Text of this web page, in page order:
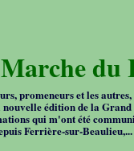
du
promeneurs et les
édition de la
qui m'ont été
Ferrière-sur-Beaulieu,...